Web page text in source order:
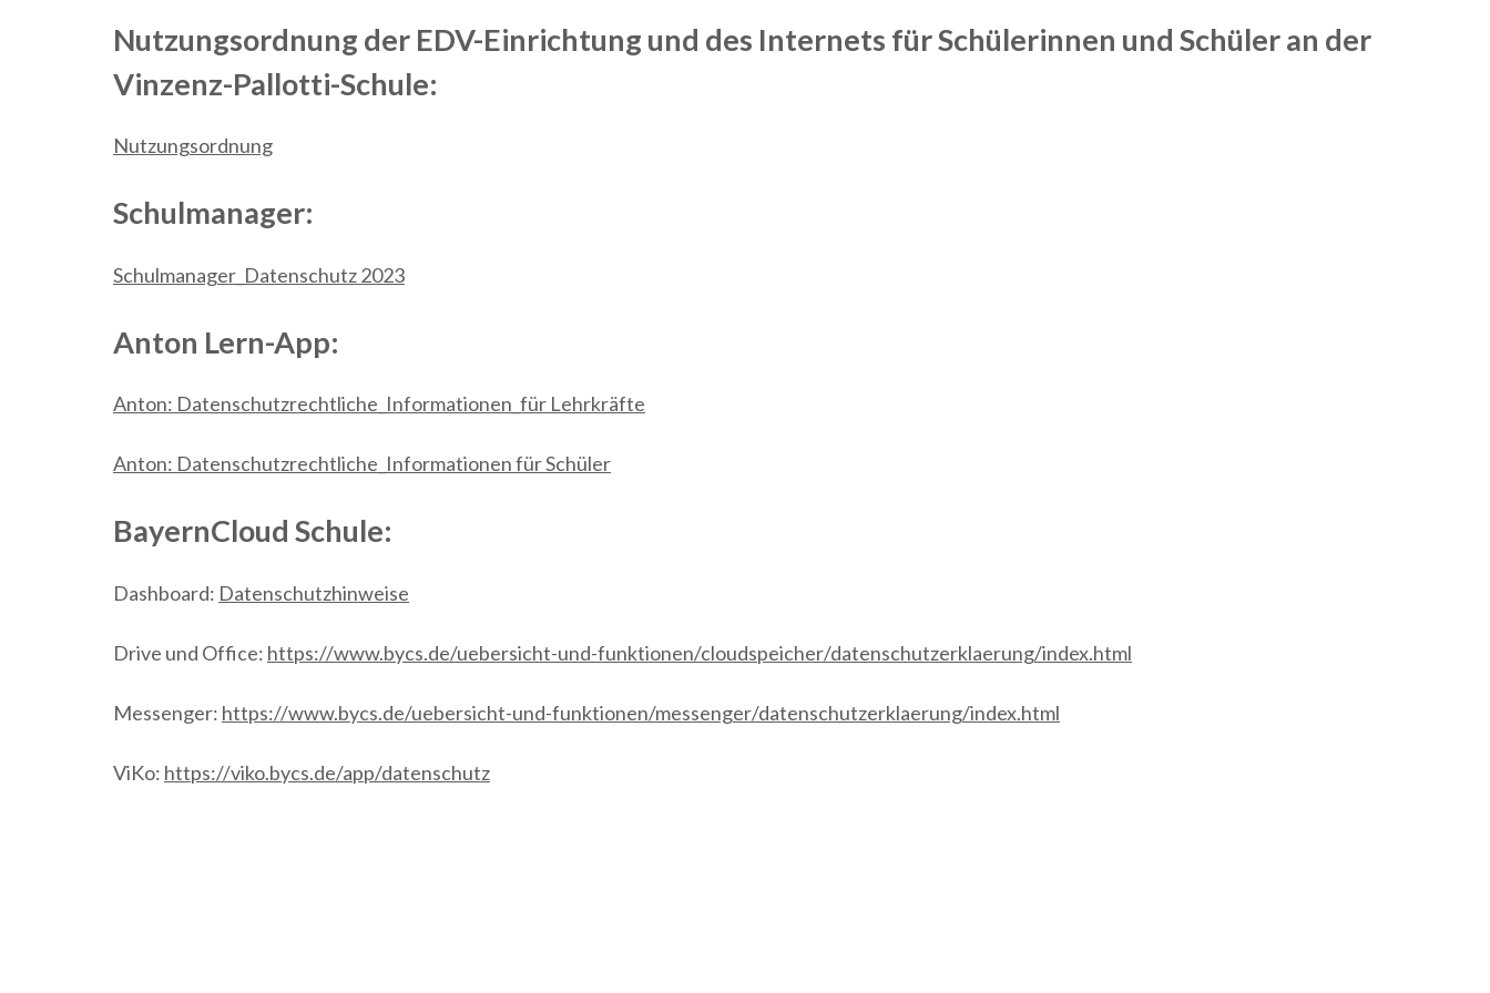
Nutzungsordnung der EDV-Einrichtung und des Internets für Schülerinnen und Schüler an der
Vinzenz-Pallotti-Schule:
Nutzungsordnung
Schulmanager:
Schulmanager_Datenschutz 2023
Anton Lern-App:
Anton: Datenschutzrechtliche_Informationen_für Lehrkräfte
Anton: Datenschutzrechtliche_Informationen für Schüler
BayernCloud Schule:
Dashboard: Datenschutzhinweise
Drive und Office: https://www.bycs.de/uebersicht-und-funktionen/cloudspeicher/datenschutzerklaerung/index.html
Messenger: https://www.bycs.de/uebersicht-und-funktionen/messenger/datenschutzerklaerung/index.html
ViKo: https://viko.bycs.de/app/datenschutz